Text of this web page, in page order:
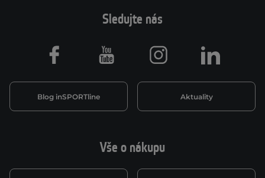
Vše o nákupu
Sledujte nás
Blog inSPORTline Aktuality
Facebook Youtube Instagram LinkedIn